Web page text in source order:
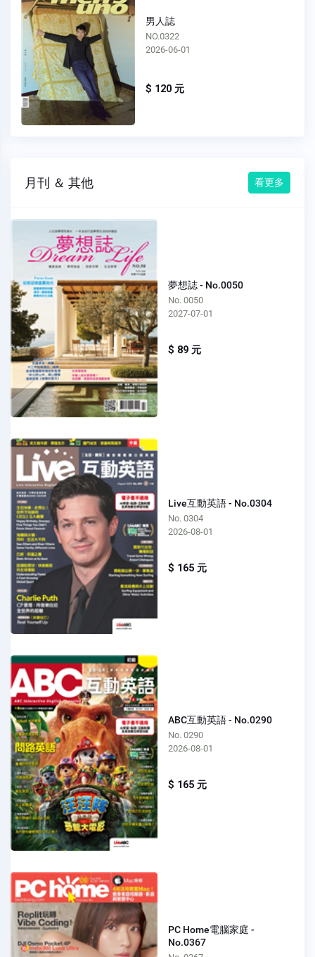
男人誌
NO.0321
2026-05-01
$ 120 元
月刊 ＆ 其他 看更多
夢想誌 - No.0050
No. 0050
2027-07-01
$ 89 元
Live互動英語 - No.0304
No. 0304
2026-08-01
$ 165 元
ABC互動英語 - No.0290
No. 0290
2026-08-01
$ 165 元
PC Home電腦家庭 -
No.0367